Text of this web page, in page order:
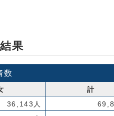
果
数
計
36,143人